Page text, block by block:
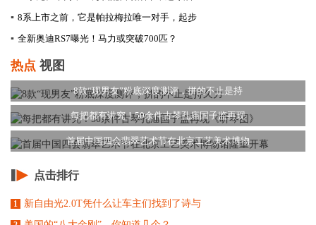
▪ 8系上市之前，它是帕拉梅拉唯一对手，起步
▪ 全新奥迪RS7曝光！马力或突破700匹？
热点 视图
8款“现男友”粉底深度测评，拼的不止是持
每把都有讲究！50余件古琴孔庙国子监再现
首届中国四会翡翠艺术节在北京工艺美术博物
点击排行
1 新自由光2.0T凭什么让车主们找到了诗与